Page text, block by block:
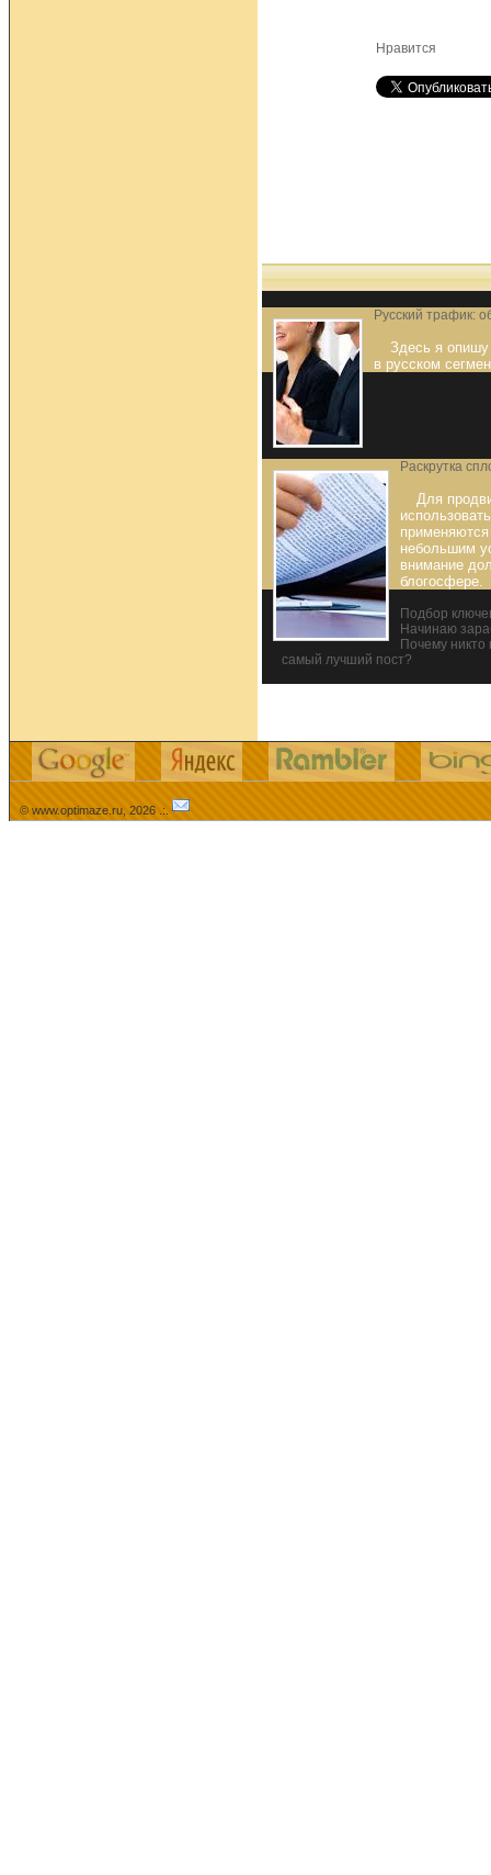
Нравится
Русский трафик:
Здесь я опишу
в русском
Раскрутка
Для
небольшим
внимание
блогосфере.
Подбор
Начинаю
Почему никто
самый лучший пост?
© www.optimaze.ru, 2026 .:.